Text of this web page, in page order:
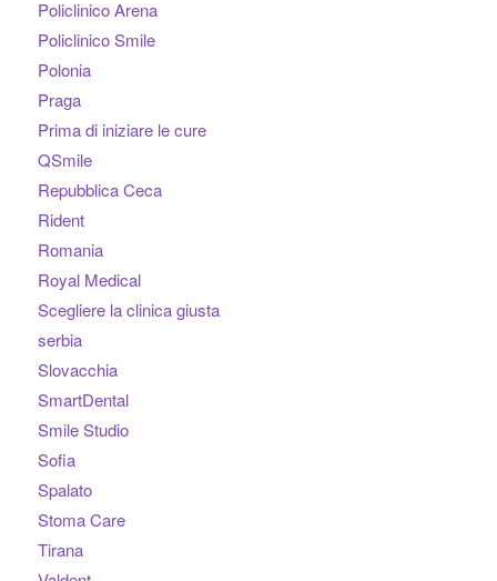
Policlinico Arena
Policlinico Smile
Polonia
Praga
Prima di iniziare le cure
QSmile
Repubblica Ceca
Rident
Romania
Royal Medical
Scegliere la clinica giusta
serbia
Slovacchia
SmartDental
Smile Studio
Sofia
Spalato
Stoma Care
Tirana